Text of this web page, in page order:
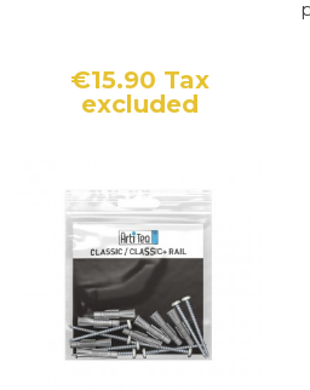
elle est également
réglage de niveau intégré
installation parfaitement
avoir à retirer tout le
du mur.
En résumé, La cimaise
est une solution
pour les musées et les
Price
€15.90 Tax
excluded